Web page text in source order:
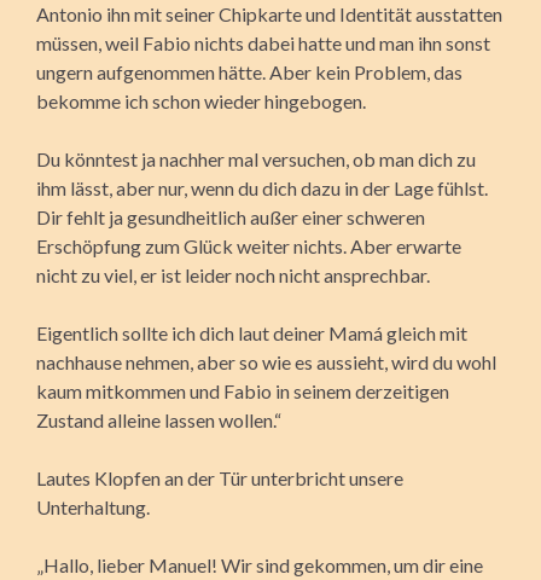
Antonio ihn mit seiner Chipkarte und Identität ausstatten
müssen, weil Fabio nichts dabei hatte und man ihn sonst
ungern aufgenommen hätte. Aber kein Problem, das
bekomme ich schon wieder hingebogen.
Du könntest ja nachher mal versuchen, ob man dich zu
ihm lässt, aber nur, wenn du dich dazu in der Lage fühlst.
Dir fehlt ja gesundheitlich außer einer schweren
Erschöpfung zum Glück weiter nichts. Aber erwarte
nicht zu viel, er ist leider noch nicht ansprechbar.
Eigentlich sollte ich dich laut deiner Mamá gleich mit
nachhause nehmen, aber so wie es aussieht, wird du wohl
kaum mitkommen und Fabio in seinem derzeitigen
Zustand alleine lassen wollen.“
Lautes Klopfen an der Tür unterbricht unsere
Unterhaltung.
„Hallo, lieber Manuel! Wir sind gekommen, um dir eine